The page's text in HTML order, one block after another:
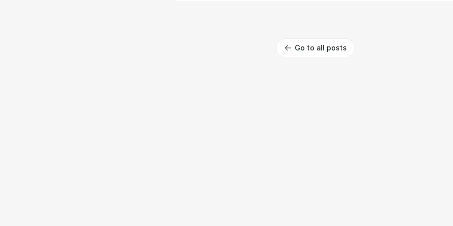
Go to all posts